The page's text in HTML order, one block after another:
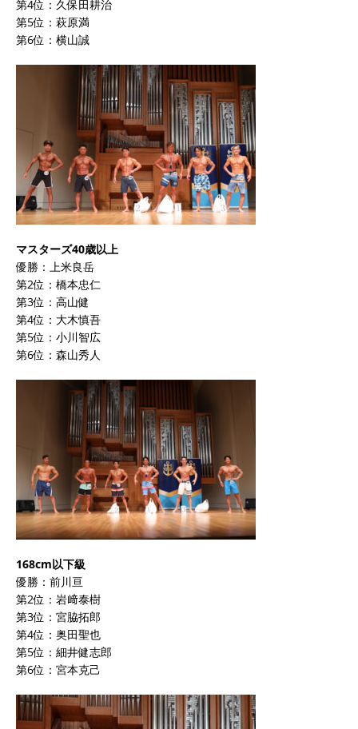
第4位：久保田耕治
第5位：萩原満
第6位：横山誠
マスターズ40歳以上
優勝：上米良岳
第2位：橋本忠仁
第3位：高山健
第4位：大木慎吾
第5位：小川智広
第6位：森山秀人
168cm以下級
優勝：前川亘
第2位：岩﨑泰樹
第3位：宮脇拓郎
第4位：奥田聖也
第5位：細井健志郎
第6位：宮本克己